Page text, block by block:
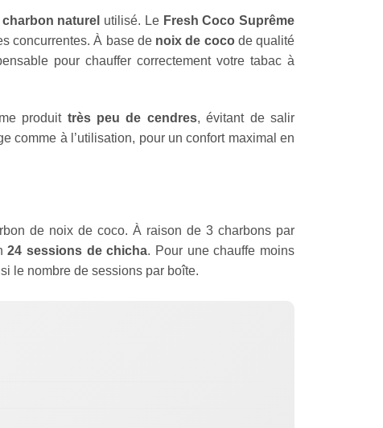
charbon naturel utilisé. Le Fresh Coco Suprême
concurrentes. À base de noix de cocode qualité
pour chauffer correctement votre tabac à
produit très peu de cendres, évitant de salir
comme à l’utilisation, pour un confort maximal en
de noix de coco. À raison de 3 charbons par
24 sessions de chicha. Pour une chauffe moins
le nombre de sessions par boîte.